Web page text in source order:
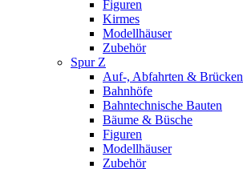
Figuren
Kirmes
Modellhäuser
Zubehör
Spur Z
Auf-, Abfahrten & Brücken
Bahnhöfe
Bahntechnische Bauten
Bäume & Büsche
Figuren
Modellhäuser
Zubehör